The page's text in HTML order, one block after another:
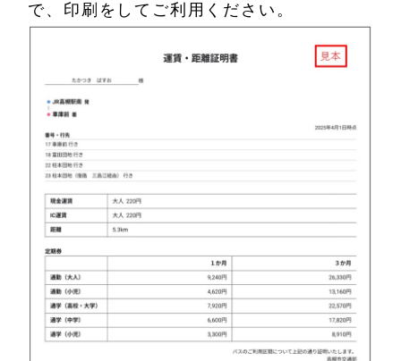
で、印刷をしてご利用ください。